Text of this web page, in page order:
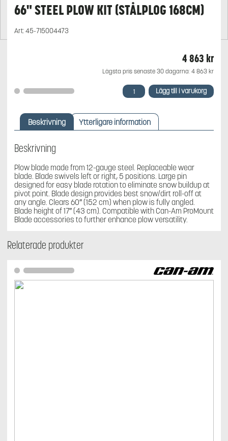
66" STEEL PLOW KIT (STÅLPLOG 168CM)
Art:45-715004473
4 863 kr
Lägsta pris senaste 30 dagarna: 4 863 kr
66"
STEEL
KIT
(STÅLPLOG
Lägg till i varukorg
Beskrivning Ytterligare information
Beskrivning
Plow blade made from 12-gauge steel. Replaceable wear
blade. Blade swivels left or right, 5 positions. Large pin
designed for easy blade rotation to eliminate snow buildup at
pivot point. Blade design provides best snow/dirt roll-off at
any angle. Clears 60″ (152 cm) when plow is fully angled.
Blade height of 17″ (43 cm). Compatible with Can-Am ProMount
Blade accessories to further enhance plow versatility.
Relaterade produkter